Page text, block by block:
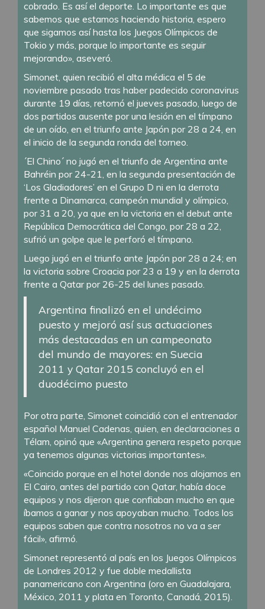
cobrado. Es así el deporte. Lo importante es que
sabemos que estamos haciendo historia, espero
que sigamos así hasta los Juegos Olímpicos de
Tokio y más, porque lo importante es seguir
mejorando», aseveró.
Simonet, quien recibió el alta médica el 5 de
noviembre pasado tras haber padecido coronavirus
durante 19 días, retornó el jueves pasado, luego de
dos partidos ausente por una lesión en el tímpano
de un oído, en el triunfo ante Japón por 28 a 24, en
el inicio de la segunda ronda del torneo.
´El Chino´ no jugó en el triunfo de Argentina ante
Bahréin por 24-21, en la segunda presentación de
‘Los Gladiadores’ en el Grupo D ni en la derrota
frente a Dinamarca, campeón mundial y olímpico,
por 31 a 20, ya que en la victoria en el debut ante
República Democrática del Congo, por 28 a 22,
sufrió un golpe que le perforó el tímpano.
Luego jugó en el triunfo ante Japón por 28 a 24; en
la victoria sobre Croacia por 23 a 19 y en la derrota
frente a Qatar por 26-25 del lunes pasado.
Argentina finalizó en el undécimo
puesto y mejoró así sus actuaciones
más destacadas en un campeonato
del mundo de mayores: en Suecia
2011 y Qatar 2015 concluyó en el
duodécimo puesto
Por otra parte, Simonet coincidió con el entrenador
español Manuel Cadenas, quien, en declaraciones a
Télam, opinó que «Argentina genera respeto porque
ya tenemos algunas victorias importantes».
«Coincido porque en el hotel donde nos alojamos en
El Cairo, antes del partido con Qatar, había doce
equipos y nos dijeron que confiaban mucho en que
íbamos a ganar y nos apoyaban mucho. Todos los
equipos saben que contra nosotros no va a ser
fácil», afirmó.
Simonet representó al país en los Juegos Olímpicos
de Londres 2012 y fue doble medallista
panamericano con Argentina (oro en Guadalajara,
México, 2011 y plata en Toronto, Canadá, 2015).